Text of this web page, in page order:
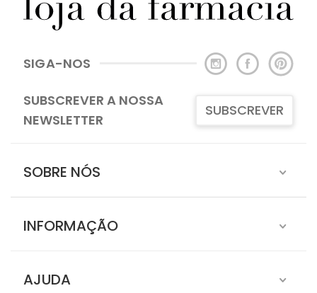
SIGA-NOS
SUBSCREVER A NOSSA
NEWSLETTER
SUBSCREVER
SOBRE NÓS
INFORMAÇÃO
AJUDA